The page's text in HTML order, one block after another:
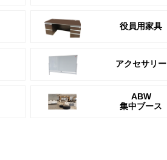
役員用家具
アクセサリー
ABW
集中ブース